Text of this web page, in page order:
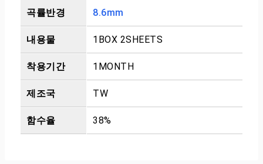
곡률반경 8.6mm
내용물 1BOX 2SHEETS
착용기간 1MONTH
제조국 TW
함수율 38%